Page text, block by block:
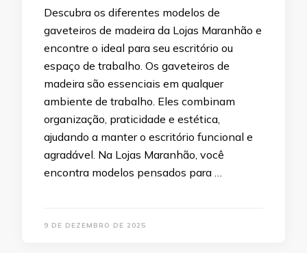
Descubra os diferentes modelos de
gaveteiros de madeira da Lojas Maranhão e
encontre o ideal para seu escritório ou
espaço de trabalho. Os gaveteiros de
madeira são essenciais em qualquer
ambiente de trabalho. Eles combinam
organização, praticidade e estética,
ajudando a manter o escritório funcional e
agradável. Na Lojas Maranhão, você
encontra modelos pensados para …
9 DE DEZEMBRO DE 2025